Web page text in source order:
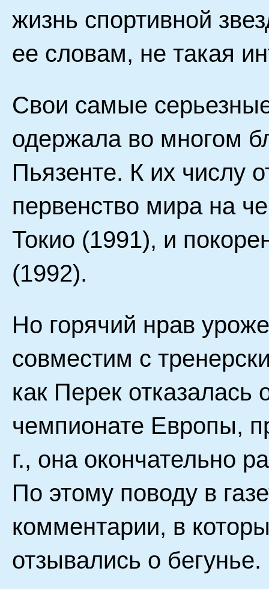
жизнь спортивной
ее словам, не такая
Свои самые
одержала во многом
Пьязенте. К их числу
первенство мира на
Токио (1991), и
(1992).
Но горячий нрав
совместим с
как Перек отказалась
чемпионате Европы,
г., она окончательно
По этому поводу в
комментарии, в
отзывались о бегунье.